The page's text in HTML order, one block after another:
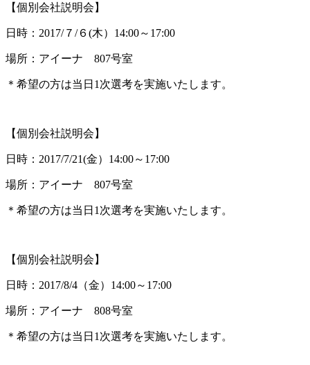
【個別会社説明会】
日時：2017/７/６(木）14:00～17:00
場所：アイーナ 807号室
＊希望の方は当日1次選考を実施いたします。
【個別会社説明会】
日時：2017/7/21(金）14:00～17:00
場所：アイーナ 807号室
＊希望の方は当日1次選考を実施いたします。
【個別会社説明会】
日時：2017/8/4（金）14:00～17:00
場所：アイーナ 808号室
＊希望の方は当日1次選考を実施いたします。